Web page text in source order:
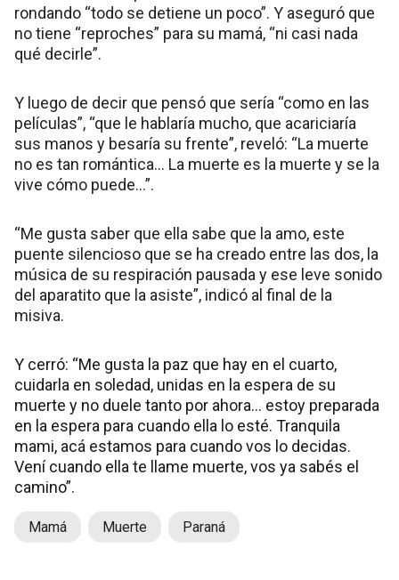
rondando “todo se detiene un poco”. Y aseguró que
no tiene “reproches” para su mamá, “ni casi nada
qué decirle”.
Y luego de decir que pensó que sería “como en las
películas”, “que le hablaría mucho, que acariciaría
sus manos y besaría su frente”, reveló: “La muerte
no es tan romántica… La muerte es la muerte y se la
vive cómo puede…”.
“Me gusta saber que ella sabe que la amo, este
puente silencioso que se ha creado entre las dos, la
música de su respiración pausada y ese leve sonido
del aparatito que la asiste”, indicó al final de la
misiva.
Y cerró: “Me gusta la paz que hay en el cuarto,
cuidarla en soledad, unidas en la espera de su
muerte y no duele tanto por ahora… estoy preparada
en la espera para cuando ella lo esté. Tranquila
mami, acá estamos para cuando vos lo decidas.
Vení cuando ella te llame muerte, vos ya sabés el
camino”.
Mamá Muerte Paraná